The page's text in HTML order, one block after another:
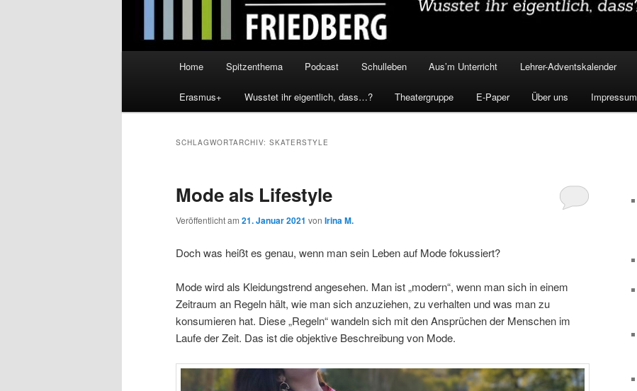
Home Spitzenthema Podcast Schulleben Aus’m Unterricht Lehrer-Adventskalender
Erasmus+ Wusstet ihr eigentlich, dass…? Theatergruppe E-Paper Über uns Impressum
SCHLAGWORTARCHIV: SKATERSTYLE
Mode als Lifestyle
Veröffentlicht am 21. Januar 2021 von Irina M.
Doch was heißt es genau, wenn man sein Leben auf Mode fokussiert?
Mode wird als Kleidungstrend angesehen. Man ist „modern“, wenn man sich in einem
Zeitraum an Regeln hält, wie man sich anzuziehen, zu verhalten und was man zu
konsumieren hat. Diese „Regeln“ wandeln sich mit den Ansprüchen der Menschen im
Laufe der Zeit. Das ist die objektive Beschreibung von Mode.